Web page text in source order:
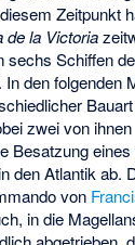
Zeitpunkt
de la Victoria
sechs Schiffen
den folgenden
zwei von ihnen
Besatzung
den Atlantik ab.
von
in die